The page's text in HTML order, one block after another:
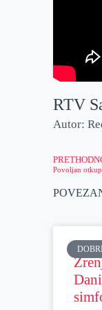
RTV
Autor:
Povoljan